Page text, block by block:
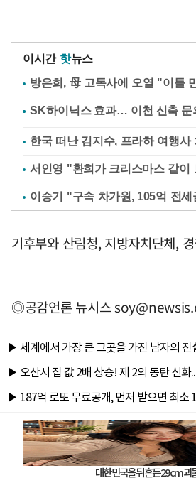
이시간 핫뉴스
방은희, 母 고독사에 오열 "이틀
한국 떠난 김지수, 프라하 여행
서인영 "환희가 크리스마스 같이
이승기 "구속 차가원, 105억 전
기후부와 산림청, 지방자치단체,
◎공감언론 뉴시스